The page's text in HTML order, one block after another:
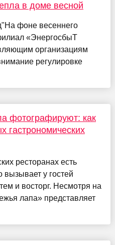
в доме весной
фоне весеннего
«ЭнергосбыТ
организациям
регулировке
фотографируют: как
гастрономических
ресторанах есть
вызывает у гостей
и восторг. Несмотря на
лапа» представляет